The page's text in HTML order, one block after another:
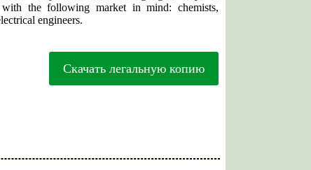
the following market in mind: chemists,
engineers.
Скачать легальную копию